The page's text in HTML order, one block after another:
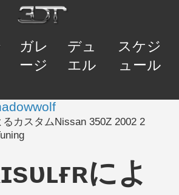
ガレ
ージ
デュ
エル
スケジ
ュール
るカスタムNissan 350Z 2002 2
によ